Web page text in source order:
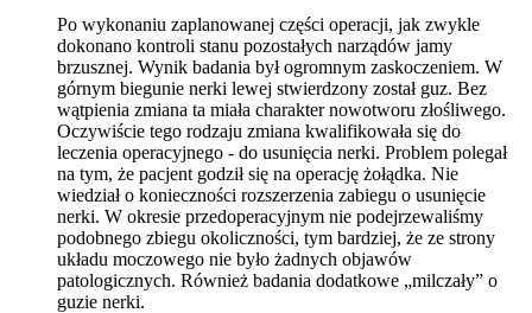
Po wykonaniu zaplanowanej części operacji, jak zwykle
dokonano kontroli stanu pozostałych narządów jamy
brzusznej. Wynik badania był ogromnym zaskoczeniem. W
górnym biegunie nerki lewej stwierdzony został guz. Bez
wątpienia zmiana ta miała charakter nowotworu złośliwego.
Oczywiście tego rodzaju zmiana kwalifikowała się do
leczenia operacyjnego - do usunięcia nerki. Problem polegał
na tym, że pacjent godził się na operację żołądka. Nie
wiedział o konieczności rozszerzenia zabiegu o usunięcie
nerki. W okresie przedoperacyjnym nie podejrzewaliśmy
podobnego zbiegu okoliczności, tym bardziej, że ze strony
układu moczowego nie było żadnych objawów
patologicznych. Również badania dodatkowe „milczały” o
guzie nerki.